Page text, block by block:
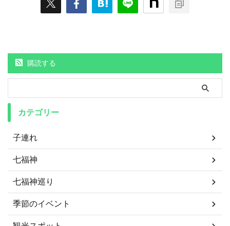
購読する
カテゴリー
子連れ
七福神
七福神巡り
季節のイベント